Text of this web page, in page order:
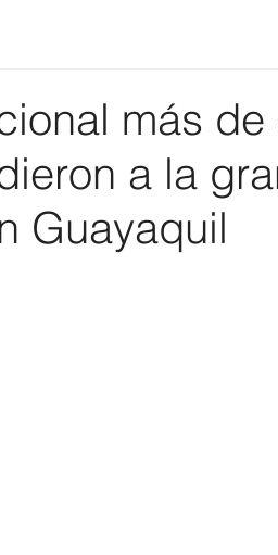
más de
a la
Guayaquil